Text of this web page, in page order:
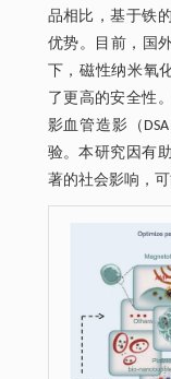
品相比，基于铁
优势。目前，国
下，磁性纳米氧
了更高的安全性
影血管造影（
验。本研究因有
著的社会影响，